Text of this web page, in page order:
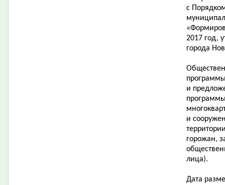
с
2017 год,
города
и
и
горожан,
лица).
Дата